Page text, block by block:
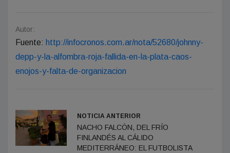
Autor:
Fuente: http://infocronos.com.ar/nota/52680/johnny-
depp-y-la-alfombra-roja-fallida-en-la-plata-caos-
enojos-y-falta-de-organizacion
NOTICIA ANTERIOR
NACHO FALCÓN, DEL FRÍO
FINLANDÉS AL CÁLIDO
MEDITERRÁNEO: EL FUTBOLISTA